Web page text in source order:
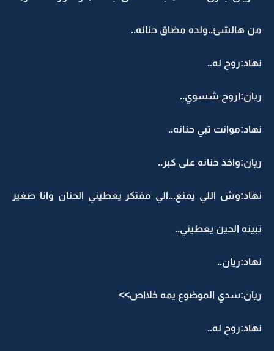
من هالشئ..ولده مضاق حنانه..
نهاد:روح له..
ريان:اروح شسوي..
نهاد:موانت تبي حنانه..
ريان:واخذ حنانه على كبر..
نهاد:وش اللي يمنع...الي مفتكر يعطيني الحنان وانا صغير
تبينه الحين يعطيني..
نهاد:ريان..
ريان:سدي الموضوع يمه خلااص>>
نهاد:روح له..